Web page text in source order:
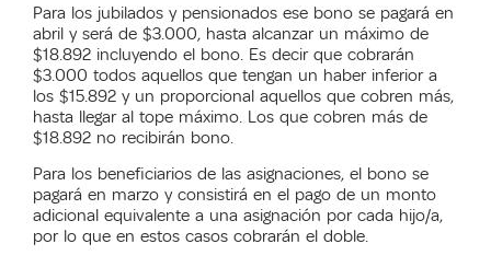
Para los jubilados y pensionados ese bono se pagará en
abril y será de $3.000, hasta alcanzar un máximo de
$18.892 incluyendo el bono. Es decir que cobrarán
$3.000 todos aquellos que tengan un haber inferior a
los $15.892 y un proporcional aquellos que cobren más,
hasta llegar al tope máximo. Los que cobren más de
$18.892 no recibirán bono.
Para los beneficiarios de las asignaciones, el bono se
pagará en marzo y consistirá en el pago de un monto
adicional equivalente a una asignación por cada hijo/a,
por lo que en estos casos cobrarán el doble.